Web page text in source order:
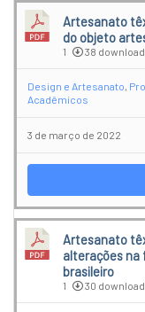
Artesanato
do objeto
1 38
Design e Artesanato,
Acadêmicos
3 de março de 2022
Artesanato
alterações na
brasileiro
1 30